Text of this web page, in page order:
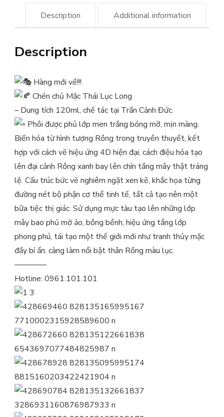
Description Additional information
Description
Hàng mới về!!!
Chén chủ Mặc Thái Lục Long
– Dung tích 120ml, chế tác tại Trấn Cảnh Đức.
Phôi được phủ lớp men trắng bóng mỡ, mịn màng.
Biến hóa từ hình tượng Rồng trong truyền thuyết, kết
hợp với cách vẽ hiệu ứng 4D hiện đại, cách điệu hóa tạo
lên đại cảnh Rồng xanh bay lên chín tầng mây thật tráng
lệ. Cấu trúc bức vẽ nghiêm ngặt xen kẽ, khắc họa từng
đường nét bộ phận cơ thể tinh tế, tất cả tạo nên một
bữa tiệc thị giác. Sử dụng mực tàu tạo lên những lớp
mây bao phủ mờ ảo, bồng bềnh, hiệu ứng tầng lớp
phong phú, tái tạo một thế giới mới như tranh thủy mặc
đầy bí ẩn, càng làm nổi bật thân Rồng màu lục.
————
Hotline: 0961.101.101